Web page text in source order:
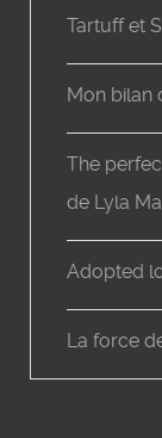
Tartuff et
Mon bilan
The
de Lyla
Adopted
La force